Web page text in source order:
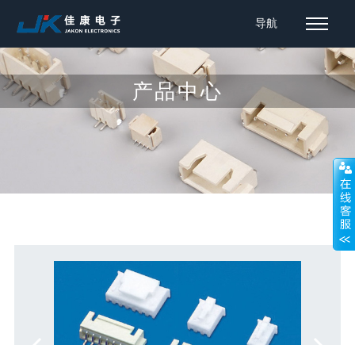
导航
产品中心